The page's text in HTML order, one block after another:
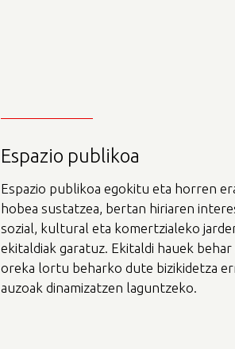
Espazio publikoa
Espazio publikoa egokitu eta horren
hobea sustatzea, bertan hiriaren
sozial, kultural eta komertzialeko
ekitaldiak garatuz. Ekitaldi hauek behar
oreka lortu beharko dute bizikidetza
auzoak dinamizatzen laguntzeko.